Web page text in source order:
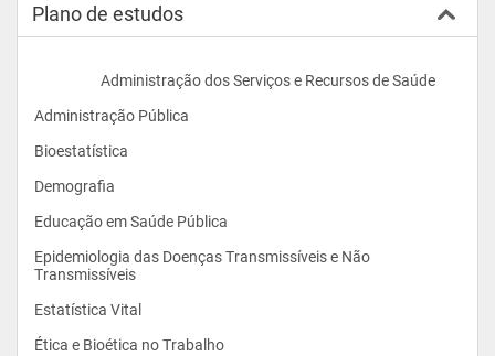
Plano de estudos
                    Administração dos Serviços e Recursos de Saúde
Administração Pública
Bioestatística
Demografia
Educação em Saúde Pública
Epidemiologia das Doenças Transmissíveis e Não
Transmissíveis
Estatística Vital
Ética e Bioética no Trabalho